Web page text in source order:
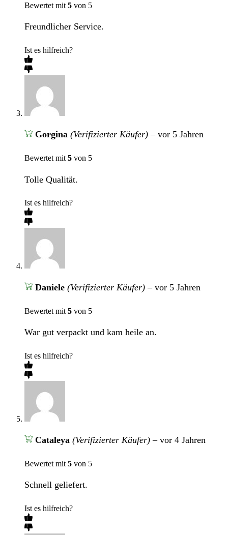
Bewertet mit 5 von 5
Freundlicher Service.
Ist es hilfreich?
Gorgina (Verifizierter Käufer) – vor 5 Jahren
Bewertet mit 5 von 5
Tolle Qualität.
Ist es hilfreich?
Daniele (Verifizierter Käufer) – vor 5 Jahren
Bewertet mit 5 von 5
War gut verpackt und kam heile an.
Ist es hilfreich?
Cataleya (Verifizierter Käufer) – vor 4 Jahren
Bewertet mit 5 von 5
Schnell geliefert.
Ist es hilfreich?